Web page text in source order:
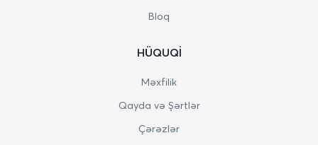
Bloq
HÜQUQI
Məxfilik
Qayda və Şərtlər
Çərəzlər